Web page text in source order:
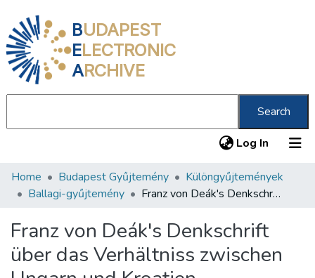
BUDAPEST
ELECTRONIC
ARCHIVE
Search
Log In (current)
Communities & Collections
Statistics
About us
Home Budapest Gyűjtemény
Különgyűjtemények
Ballagi-gyűjtemény
Franz von Deák's Denkschrift über das Verhältniss zwischen Ungarn und Kroatien
Franz von Deák's Denkschrift
über das Verhältniss zwischen